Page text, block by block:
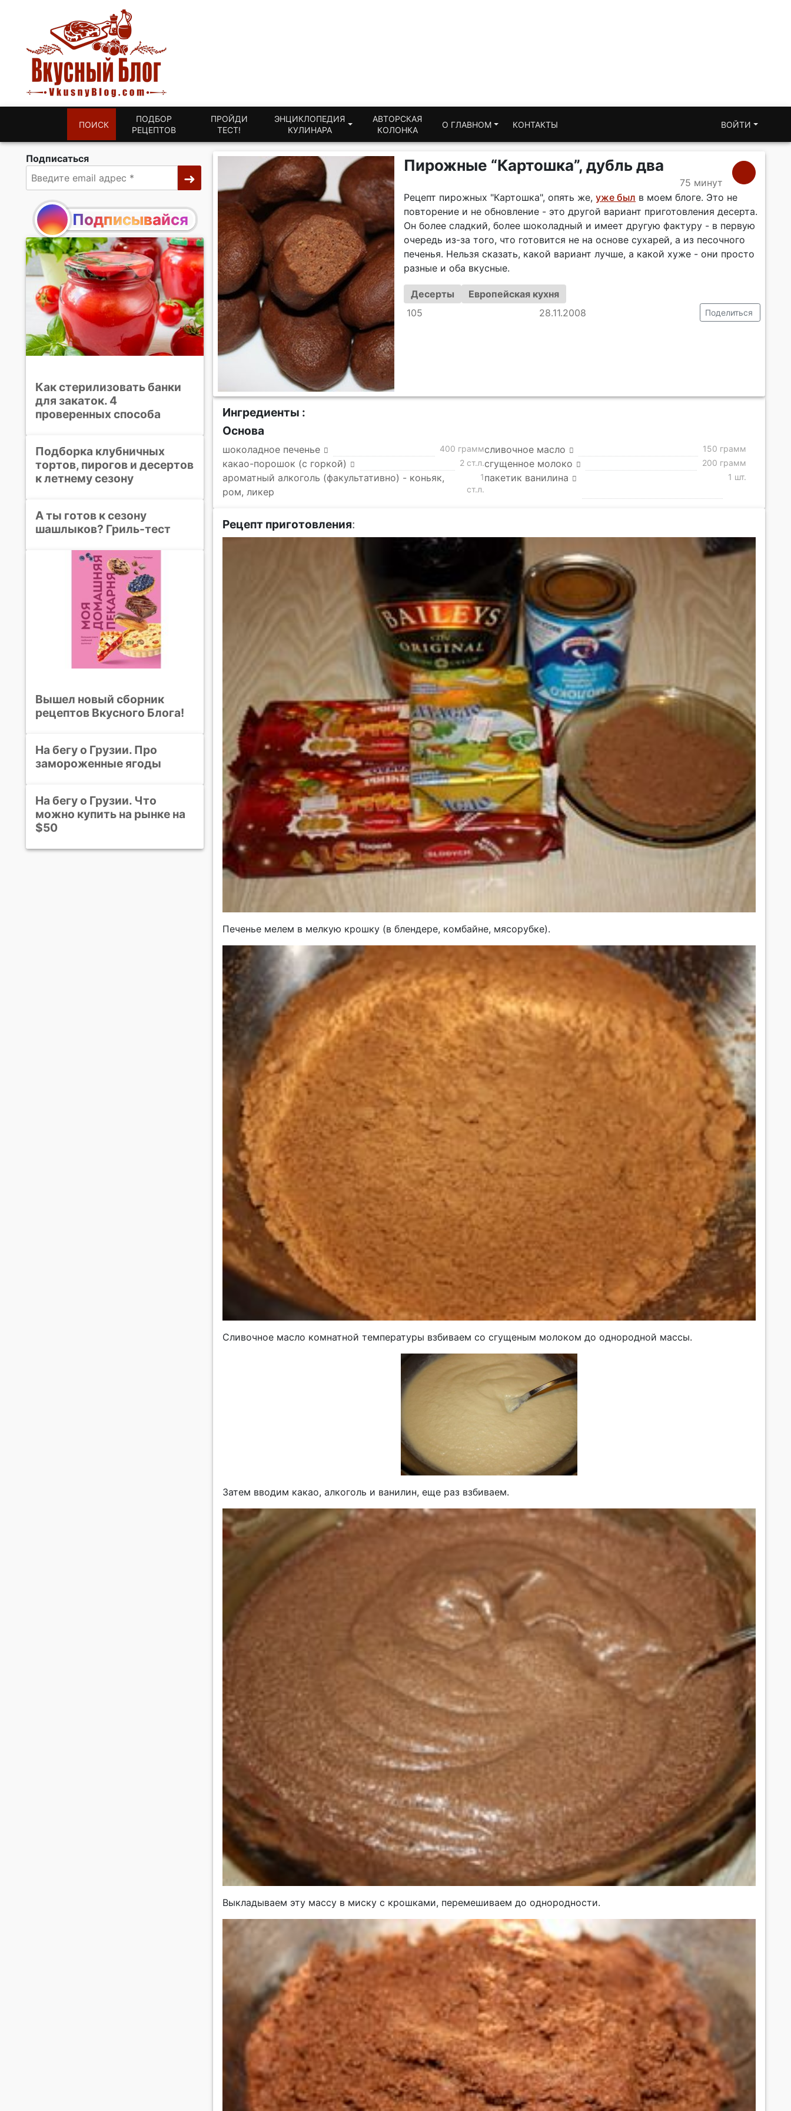
ПОИСК
ПОДБОР
РЕЦЕПТОВ
ПРОЙДИ
ТЕСТ!
ЭНЦИКЛОПЕДИЯ
КУЛИНАРА
АВТОРСКАЯ
КОЛОНКА
О ГЛАВНОМ КОНТАКТЫ ВОЙТИ
Пирожные “Картошка”, дубль два
75 минут
Рецепт пирожных "Картошка", опять же, уже был в моем блоге. Это не
повторение и не обновление - это другой вариант приготовления десерта.
Он более сладкий, более шоколадный и имеет другую фактуру - в первую
очередь из-за того, что готовится не на основе сухарей, а из песочного
печенья. Нельзя сказать, какой вариант лучше, а какой хуже - они просто
разные и оба вкусные.
Десерты
Европейская кухня
105
28.11.2008 Поделиться
Ингредиенты :
Основа
шоколадное печенье 400 граммсливочное масло 150 грамм
какао-порошок (с горкой) 2 ст.л.сгущенное молоко 200 грамм
ароматный алкоголь (факультативно) - коньяк,
ром, ликер
1
ст.л.
пакетик ванилина 1 шт.
Рецепт приготовления:
Печенье мелем в мелкую крошку (в блендере, комбайне, мясорубке).
Сливочное масло комнатной температуры взбиваем со сгущеным молоком до однородной массы.
Затем вводим какао, алкоголь и ванилин, еще раз взбиваем.
Выкладываем эту массу в миску с крошками, перемешиваем до однородности.
Подписаться
Подписывайся
Как стерилизовать банки
для закаток. 4
проверенных способа
Подборка клубничных
тортов, пирогов и десертов
к летнему сезону
А ты готов к сезону
шашлыков? Гриль-тест
Вышел новый сборник
рецептов Вкусного Блога!
На бегу о Грузии. Про
замороженные ягоды
На бегу о Грузии. Что
можно купить на рынке на
$50